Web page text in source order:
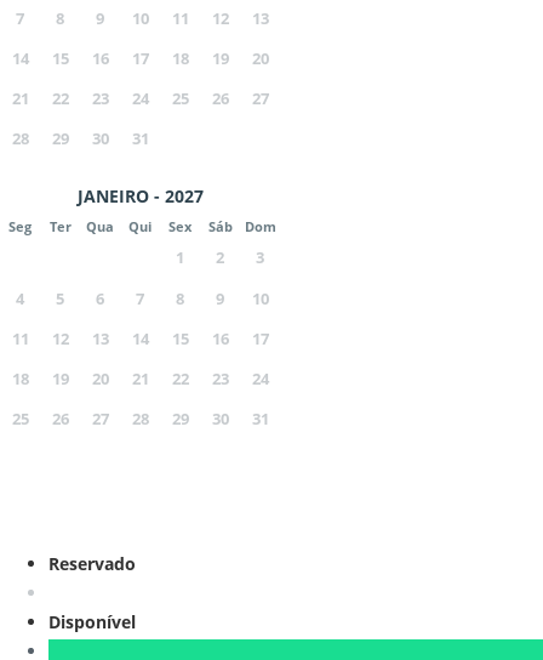
7
8 9 10 11 12
13
14
15 16 17 18 19
20
21
22 23 24 25 26
27
28
29 30 31
JANEIRO - 2027
Seg Ter Qua Qui Sex Sáb Dom
1 2
3
4
5 6 7 8 9
10
11
12 13 14 15 16
17
18
19 20 21 22 23
24
25
26 27 28 29 30 31
Reservado
Disponível